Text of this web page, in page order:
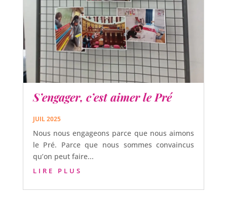
S’engager, c’est aimer le Pré
JUIL 2025
Nous nous engageons parce que nous aimons
le Pré. Parce que nous sommes convaincus
qu’on peut faire...
LIRE PLUS